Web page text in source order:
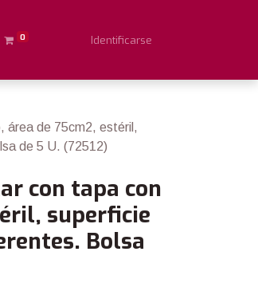
0 Identificarse
área de 75cm2, estéril,
de 5 U. (72512)
con tapa con
superficie
Bolsa